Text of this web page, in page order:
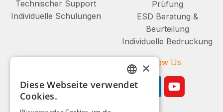
Technischer Support
Individuelle Schulungen
Prüfung
ESD Beratung &
Beurteilung
Individuelle Bedruckung
Follow Us
GERMAN
×
Diese Webseite verwendet
Cookies.